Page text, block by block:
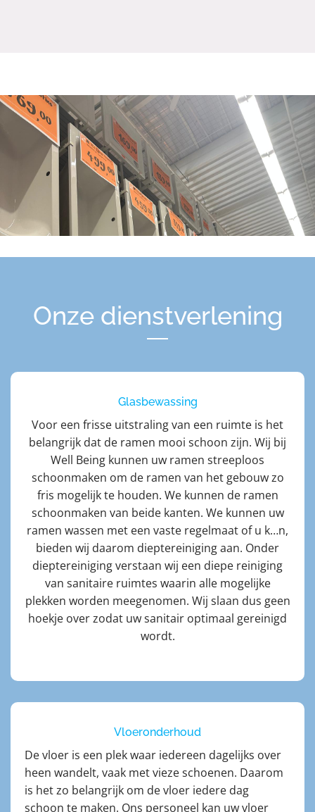
Onze dienstverlening
Glasbewassing
Voor een frisse uitstraling van een ruimte is het
belangrijk dat de ramen mooi schoon zijn. Wij bij
Well Being kunnen uw ramen streeploos
schoonmaken om de ramen van het gebouw zo
fris mogelijk te houden. We kunnen de ramen
schoonmaken van beide kanten. We kunnen uw
ramen wassen met een vaste regelmaat of u k…n,
bieden wij daarom dieptereiniging aan. Onder
dieptereiniging verstaan wij een diepe reiniging
van sanitaire ruimtes waarin alle mogelijke
plekken worden meegenomen. Wij slaan dus geen
hoekje over zodat uw sanitair optimaal gereinigd
wordt.
Vloeronderhoud
De vloer is een plek waar iedereen dagelijks over
heen wandelt, vaak met vieze schoenen. Daarom
is het zo belangrijk om de vloer iedere dag
schoon te maken. Ons personeel kan uw vloer